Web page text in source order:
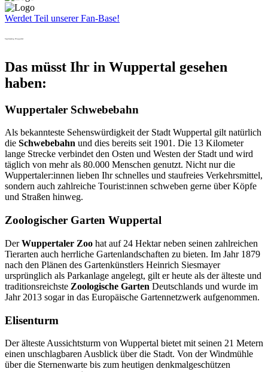
Werdet Teil unserer Fan-Base!
Sightseeing Wuppertal
Das müsst Ihr in Wuppertal gesehen
haben:
Wuppertaler Schwebebahn
Als bekannteste Sehenswürdigkeit der Stadt Wuppertal gilt natürlich
die Schwebebahn und dies bereits seit 1901. Die 13 Kilometer
lange Strecke verbindet den Osten und Westen der Stadt und wird
täglich von mehr als 80.000 Menschen genutzt. Nicht nur die
Wuppertaler:innen lieben Ihr schnelles und staufreies Verkehrsmittel,
sondern auch zahlreiche Tourist:innen schweben gerne über Köpfe
und Straßen hinweg.
Zoologischer Garten Wuppertal
DerWuppertaler Zoo hat auf 24 Hektar neben seinen zahlreichen
Tierarten auch herrliche Gartenlandschaften zu bieten. Im Jahr 1879
nach den Plänen des Gartenkünstlers Heinrich Siesmayer
ursprünglich als Parkanlage angelegt, gilt er heute als der älteste und
traditionsreichste Zoologische Garten Deutschlands und wurde im
Jahr 2013 sogar in das Europäische Gartennetzwerk aufgenommen.
Elisenturm
Der älteste Aussichtsturm von Wuppertal bietet mit seinen 21 Metern
einen unschlagbaren Ausblick über die Stadt. Von der Windmühle
über die Sternenwarte bis zum heutigen denkmalgeschützen